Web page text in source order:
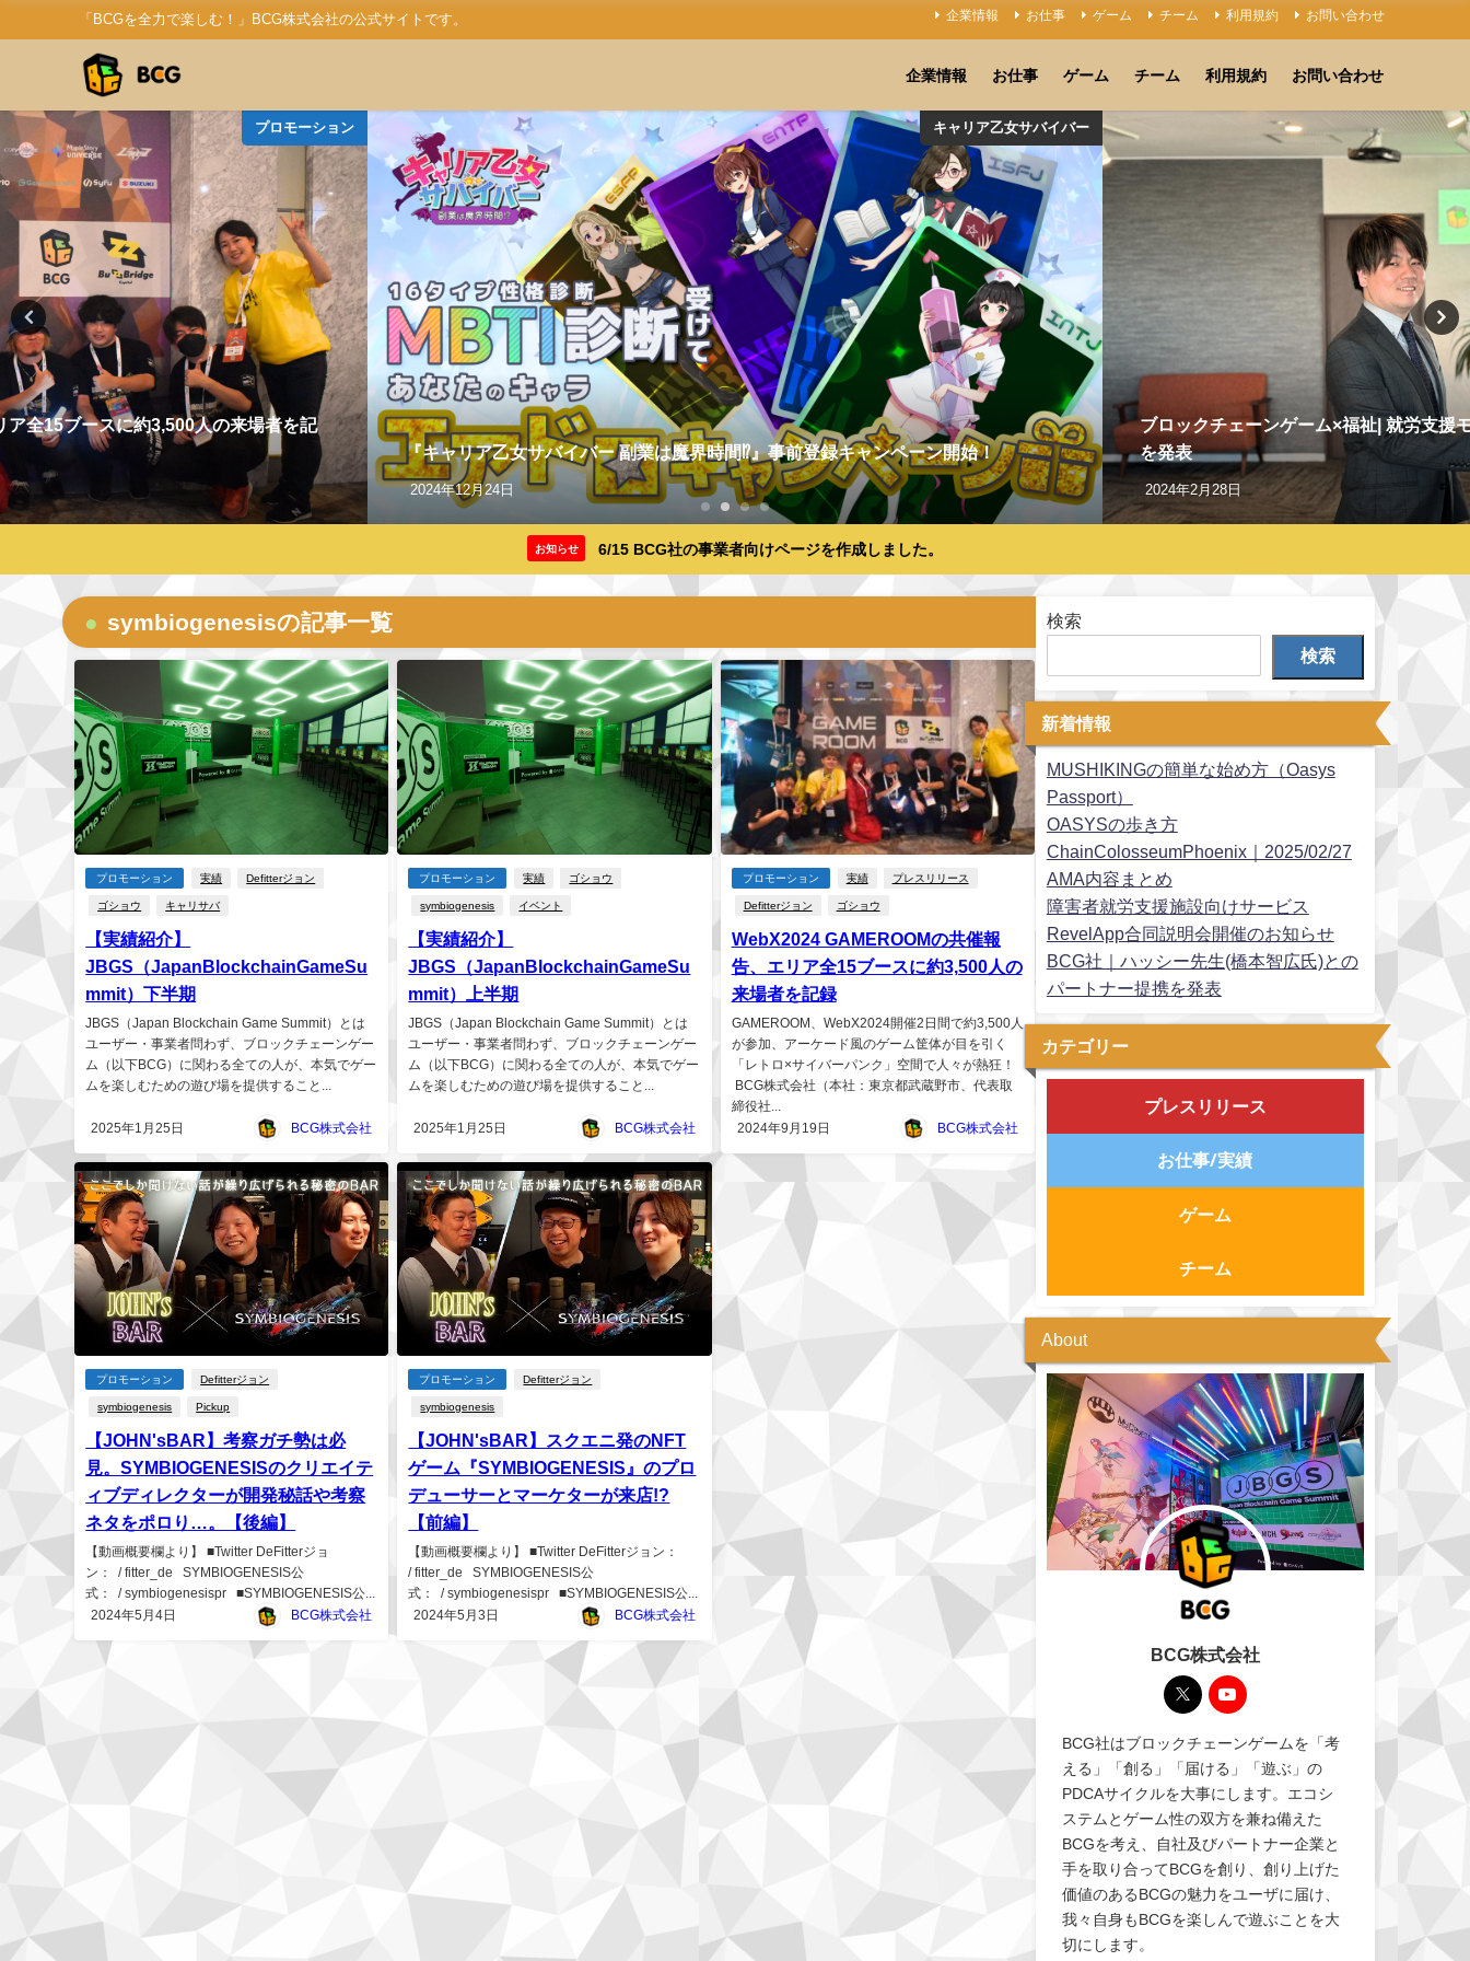
「BCGを全力で楽しむ！」BCG株式会社の公式サイトです。 企業情報 お仕事 ゲーム チーム 利用規約 お問い合わせ
企業情報 お仕事 ゲーム チーム 利用規約 お問い合わせ
プロモーション
全15ブースに約3,500人の来場者を記
キャリア乙女サバイバー
『キャリア乙女サバイバー 副業は魔界時間⁉』事前登録キャンペーン開始！
2024年12月24日
ブロックチェーンゲーム×福祉| 就労支援
を発表
2024年2月28日
お知らせ 6/15 BCG社の事業者向けページを作成しました。
symbiogenesisの記事一覧
プロモーション 実績 Defitterジョン
ゴショウ キャリサバ
【実績紹介】
JBGS（JapanBlockchainGameSu
mmit）下半期
JBGS（Japan Blockchain Game Summit）とは
ユーザー・事業者問わず、ブロックチェーンゲー
ム（以下BCG）に関わる全ての人が、本気でゲー
ムを楽しむための遊び場を提供すること...
2025年1月25日 BCG株式会社
プロモーション 実績 ゴショウ
symbiogenesis イベント
【実績紹介】
JBGS（JapanBlockchainGameSu
mmit）上半期
JBGS（Japan Blockchain Game Summit）とは
ユーザー・事業者問わず、ブロックチェーンゲー
ム（以下BCG）に関わる全ての人が、本気でゲー
ムを楽しむための遊び場を提供すること...
2025年1月25日 BCG株式会社
プロモーション 実績 プレスリリース
Defitterジョン ゴショウ
WebX2024 GAMEROOMの共催報
告、エリア全15ブースに約3,500人の
来場者を記録
GAMEROOM、WebX2024開催2日間で約3,500人
が参加、アーケード風のゲーム筐体が目を引く
「レトロ×サイバーパンク」空間で人々が熱狂！
BCG株式会社（本社：東京都武蔵野市、代表取
締役社...
2024年9月19日
BCG株式会社
プロモーション Defitterジョン
symbiogenesis Pickup
【JOHN'sBAR】考察ガチ勢は必
見。SYMBIOGENESISのクリエイテ
ィブディレクターが開発秘話や考察
ネタをポロり…。【後編】
【動画概要欄より】 ■Twitter DeFitterジョ
ン： / fitter_de SYMBIOGENESIS公
式： / symbiogenesispr ■SYMBIOGENESIS公...
2024年5月4日
BCG株式会社
プロモーション Defitterジョン
symbiogenesis
【JOHN'sBAR】スクエニ発のNFT
ゲーム『SYMBIOGENESIS』のプロ
デューサーとマーケターが来店!?
【前編】
【動画概要欄より】 ■Twitter DeFitterジョン：
/ fitter_de SYMBIOGENESIS公
式： / symbiogenesispr ■SYMBIOGENESIS公...
2024年5月3日
BCG株式会社
検索
検索
新着情報
MUSHIKINGの簡単な始め方（Oasys
Passport）
OASYSの歩き方
ChainColosseumPhoenix｜2025/02/27
AMA内容まとめ
障害者就労支援施設向けサービス
RevelApp合同説明会開催のお知らせ
BCG社｜ハッシー先生(橋本智広氏)との
パートナー提携を発表
カテゴリー
プレスリリース
お仕事/実績
ゲーム
チーム
About
BCG株式会社
BCG社はブロックチェーンゲームを「考
える」「創る」「届ける」「遊ぶ」の
PDCAサイクルを大事にします。エコシ
ステムとゲーム性の双方を兼ね備えた
BCGを考え、自社及びパートナー企業と
手を取り合ってBCGを創り、創り上げた
価値のあるBCGの魅力をユーザに届け、
我々自身もBCGを楽しんで遊ぶことを大
切にします。